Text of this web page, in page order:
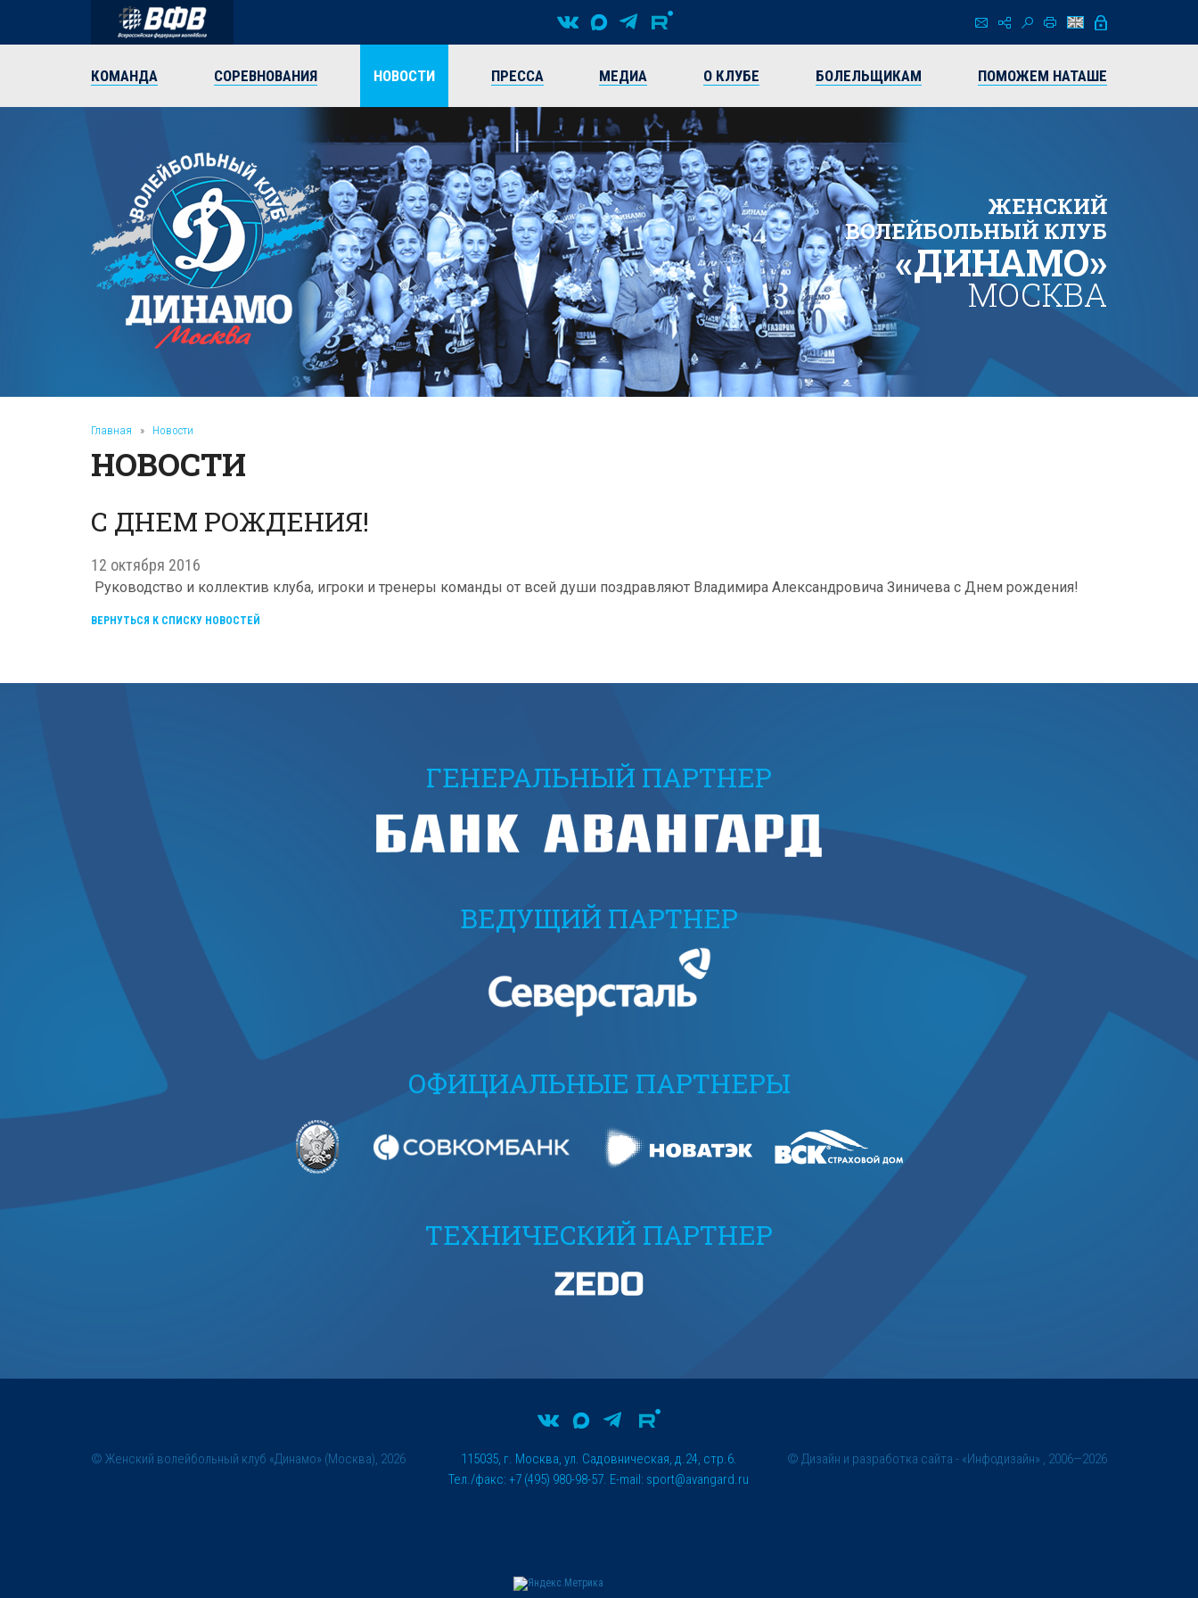
КОМАНДА СОРЕВНОВАНИЯ НОВОСТИ ПРЕССА МЕДИА О КЛУБЕ БОЛЕЛЬЩИКАМ ПОМОЖЕМ НАТАШЕ
ЖЕНСКИЙ
ВОЛЕЙБОЛЬНЫЙ КЛУБ
«ДИНАМО»
МОСКВА
Главная » Новости
НОВОСТИ
С ДНЕМ РОЖДЕНИЯ!
12 октября 2016
Руководство и коллектив клуба, игроки и тренеры команды от всей души поздравляют Владимира Александровича Зиничева с Днем рождения!
ВЕРНУТЬСЯ К СПИСКУ НОВОСТЕЙ
ГЕНЕРАЛЬНЫЙ ПАРТНЕР
ВЕДУЩИЙ ПАРТНЕР
ОФИЦИАЛЬНЫЕ ПАРТНЕРЫ
ТЕХНИЧЕСКИЙ ПАРТНЕР
© Женский волейбольный клуб «Динамо» (Москва), 2026
115035, г. Москва, ул. Садовническая, д.24, стр.6.
Тел./факс: +7 (495) 980-98-57. E-mail: sport@avangard.ru
© Дизайн и разработка сайта - «Инфодизайн» , 2006—2026